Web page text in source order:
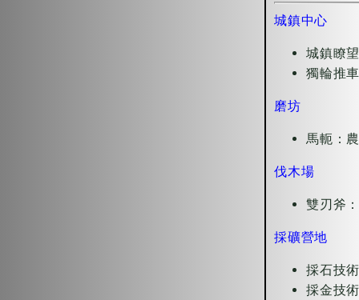
城鎮中心
城鎮瞭
獨輪推
磨坊
馬軛：
伐木場
雙刃斧
採礦營地
採石技
採金技